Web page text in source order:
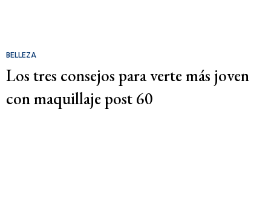
BELLEZA
Los tres consejos para verte más joven
con maquillaje post 60